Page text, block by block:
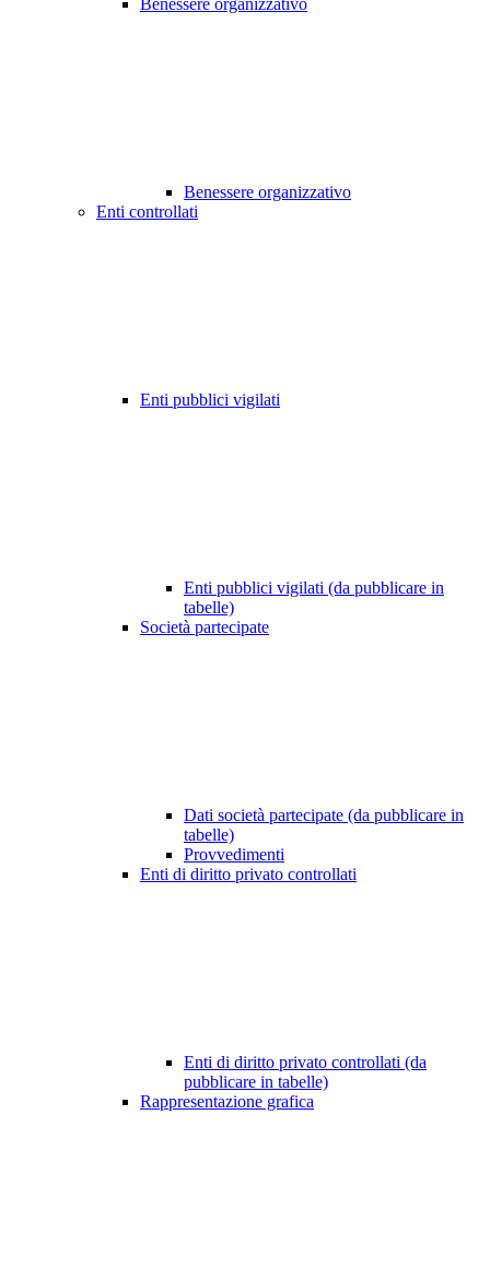
Benessere organizzativo
Benessere organizzativo
Enti controllati
Enti pubblici vigilati
Enti pubblici vigilati (da pubblicare in
tabelle)
Società partecipate
Dati società partecipate (da pubblicare in
tabelle)
Provvedimenti
Enti di diritto privato controllati
Enti di diritto privato controllati (da
pubblicare in tabelle)
Rappresentazione grafica